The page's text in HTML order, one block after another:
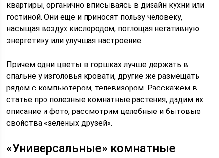
квартиры, органично вписываясь в дизайн кухни или
гостиной. Они еще и приносят пользу человеку,
насыщая воздух кислородом, поглощая негативную
энергетику или улучшая настроение.
Причем одни цветы в горшках лучше держать в
спальне у изголовья кровати, другие же размещать
рядом с компьютером, телевизором. Расскажем в
статье про полезные комнатные растения, дадим их
описание и фото, рассмотрим целебные и бытовые
свойства «зеленых друзей».
«Универсальные» комнатные